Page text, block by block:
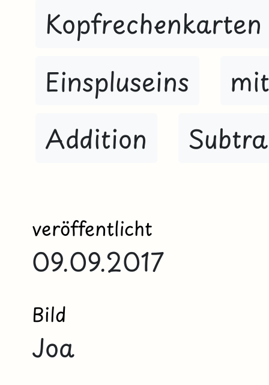
Kopfrechenkarten
Einspluseins
Addition
veröffentlicht
09.09.2017
Bild
Joa